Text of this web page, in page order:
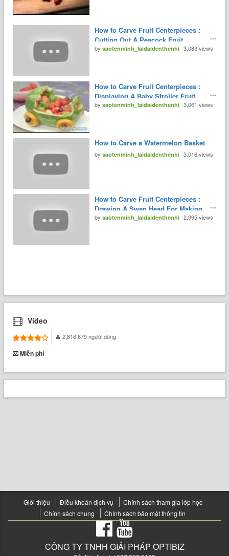
How to Carve Fruit Centerpieces :
Cutting Out A Peacock Fruit
Centerpiece
bysaotenminh_laidaidenthenhi 3,083 views
How to Carve Fruit Centerpieces :
Displaying A Baby Stroller Fruit
Centerpiece
bysaotenminh_laidaidenthenhi 3,061 views
How to Carve a Watermelon Basket
bysaotenminh_laidaidenthenhi 3,016 views
How to Carve Fruit Centerpieces :
Drawing A Swan Head For Making
Fruit Centerpieces
bysaotenminh_laidaidenthenhi 2,995 views
Video
2,816,679 người dùng
Miễn phí
Giới thiệu Điều khoản dịch vụ
Chính sách tham gia lớp học
Chính sách chung
Chính sách bảo mật thông tin
CÔNG TY TNHH GIẢI PHÁP OPTIBIZ